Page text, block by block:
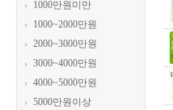
1000만원미만
1000~2000만원
2000~3000만원
3000~4000만원
4000~5000만원
5000만원이상